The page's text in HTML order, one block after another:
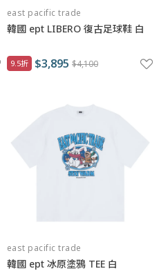
east pacific trade
韓國 ept LIBERO 復古足球鞋 白
9.5折 $3,895 $4,100
east pacific trade
韓國 ept 冰原塗鴉 TEE 白